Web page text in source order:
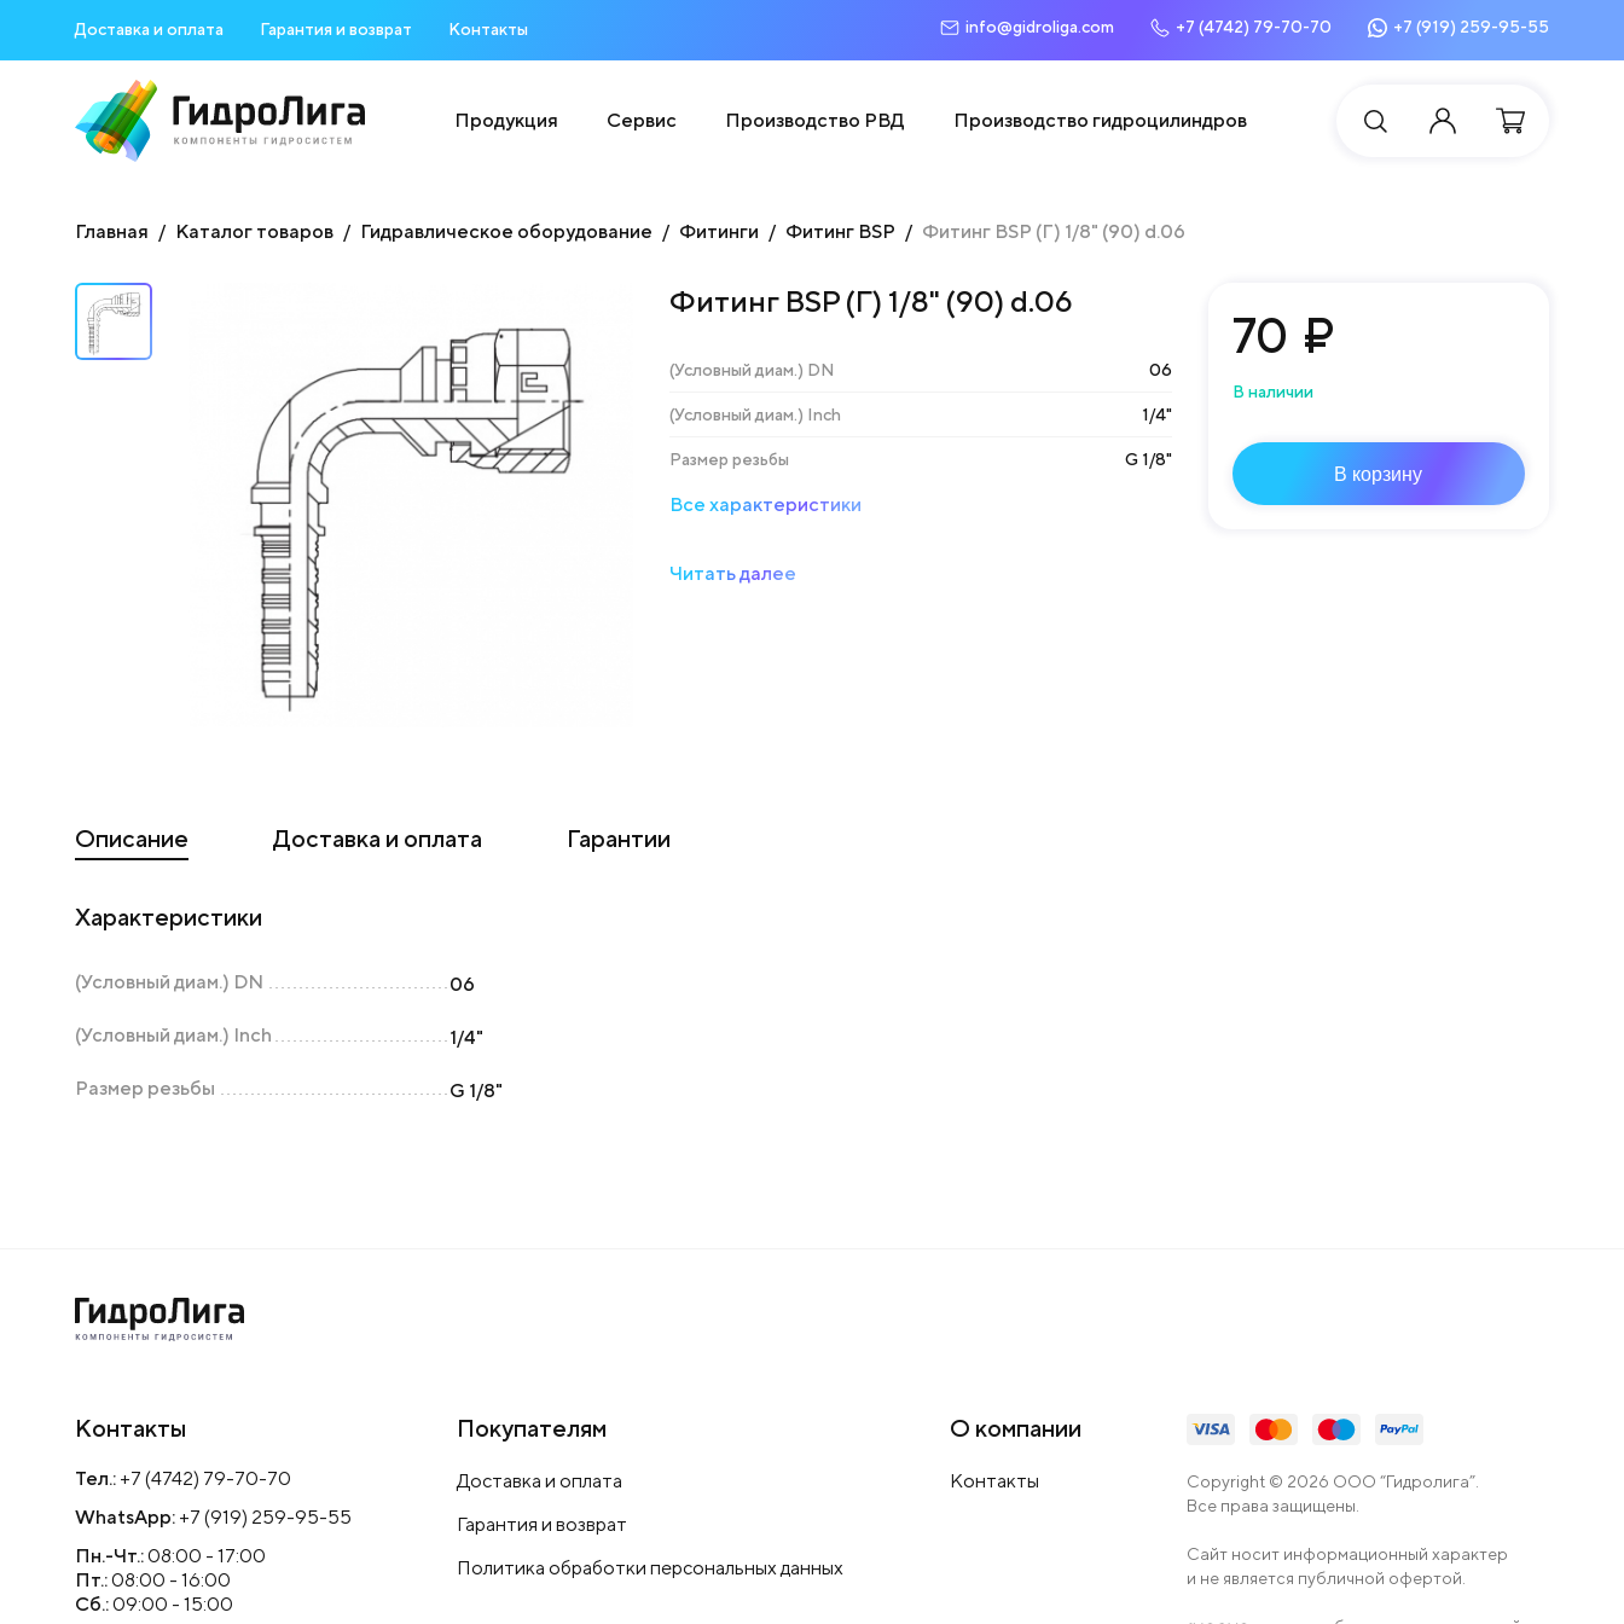
Доставка и оплата Гарантия и возврат Контакты info@gidroliga.com +7 (4742) 79-70-70 +7 (919) 259-95-55
Продукция Сервис Производство РВД Производство гидроцилиндров
Главная Каталог товаров Гидравлическое оборудование Фитинги Фитинг BSP Фитинг BSP (Г) 1/8" (90) d.06
Фитинг BSP (Г) 1/8" (90) d.06
(Условный диам.) DN 06
(Условный диам.) Inch 1/4"
Размер резьбы G 1/8"
Все характеристики
Читать далее
Описание Доставка и оплата Гарантии
Характеристики
(Условный диам.) DN 06
(Условный диам.) Inch 1/4"
Размер резьбы G 1/8"
70 ₽
В наличии
В корзину
Контакты
Тел.: +7 (4742) 79-70-70
WhatsApp: +7 (919) 259-95-55
Пн.-Чт.:08:00 - 17:00
Пт.:08:00 - 16:00
Сб.:09:00 - 15:00
Покупателям
Доставка и оплата
Гарантия и возврат
Политика обработки персональных данных
О компании
Контакты
Copyright © 2026 ООО “Гидролига”.
Все права защищены.
Сайт носит информационный характер
и не является публичной офертой.